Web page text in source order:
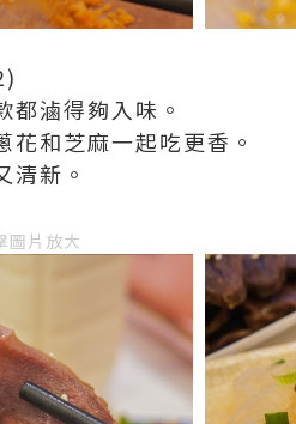
滷得夠入味。
和芝麻一起吃更香。
清新。
圖片放大